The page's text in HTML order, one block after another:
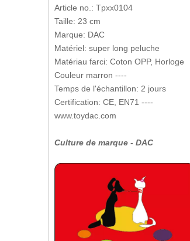
Article no.: Tpxx0104
Taille: 23 cm
Marque: DAC
Matériel: super long peluche
Matériau farci: Coton OPP, Horloge
Couleur marron ----
Temps de l'échantillon: 2 jours
Certification: CE, EN71 ----
www.toydac.com
Culture de marque - DAC